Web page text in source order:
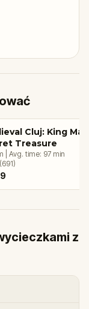
Cluj: King
Treasure
Avg. time: 97 min
(691)
z